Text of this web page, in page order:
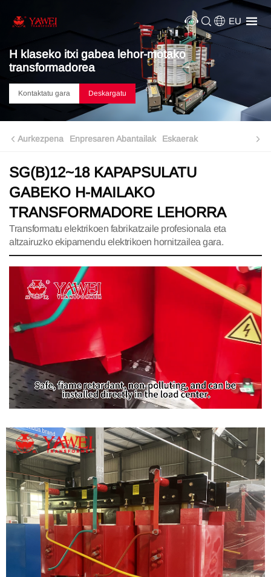
EU
H klaseko itxi gabea lehor-motako
transformadorea
Kontaktatu gara Deskargatu
Aurkezpena Enpresaren Abantailak Eskaerak
SG(B)12~18 KAPAPSULATU
GABEKO H-MAILAKO
TRANSFORMADORE LEHORRA
Transformatu elektrikoen fabrikatzaile profesionala eta
altzairuzko ekipamendu elektrikoen hornitzailea gara.